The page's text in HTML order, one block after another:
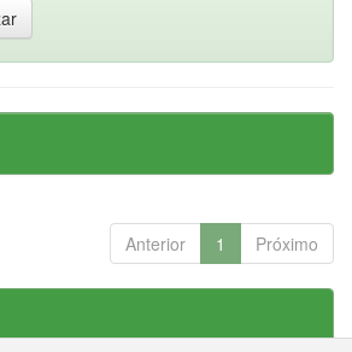
Anterior 1 Próximo